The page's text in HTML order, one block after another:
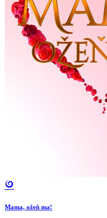
Mama, ožeň ma!